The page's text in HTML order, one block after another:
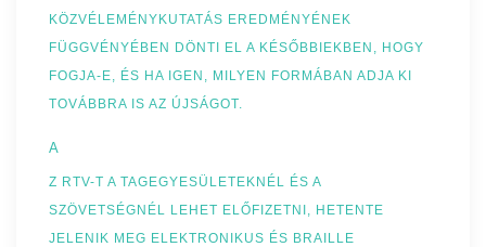
KÖZVÉLEMÉNYKUTATÁS EREDMÉNYÉNEK
FÜGGVÉNYÉBEN DÖNTI EL A KÉSŐBBIEKBEN, HOGY
FOGJA-E, ÉS HA IGEN, MILYEN FORMÁBAN ADJA KI
TOVÁBBRA IS AZ ÚJSÁGOT.
A
Z RTV-T A TAGEGYESÜLETEKNÉL ÉS A
SZÖVETSÉGNÉL LEHET ELŐFIZETNI, HETENTE
JELENIK MEG ELEKTRONIKUS ÉS BRAILLE